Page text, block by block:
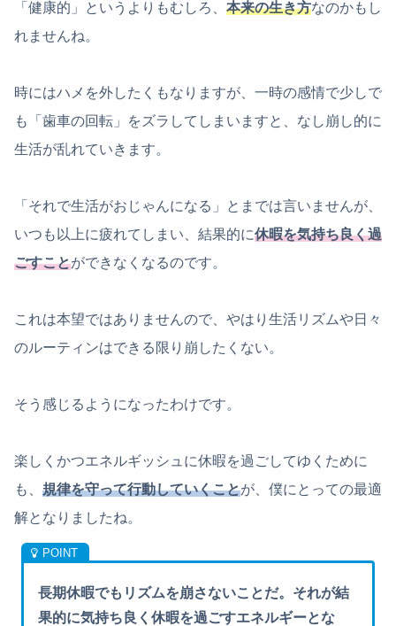
「健康的」というよりもむしろ、 本来の生き方なのかもし
れませんね。
時にはハメを外したくもなりますが、一時の感情で少しで
も「歯車の回転」をズラしてしまいますと、なし崩し的に
生活が乱れていきます。
「それで生活がおじゃんになる」とまでは言いませんが、
いつも以上に疲れてしまい、結果的に休暇を気持ち良く過
ごすことができなくなるのです。
これは本望ではありませんので、やはり生活リズムや日々
のルーティンはできる限り崩したくない。
そう感じるようになったわけです。
楽しくかつエネルギッシュに休暇を過ごしてゆくために
も、 規律を守って行動していくことが、僕にとっての最適
解となりましたね。
長期休暇でもリズムを崩さないことだ。それが結
果的に気持ち良く休暇を過ごすエネルギーとな